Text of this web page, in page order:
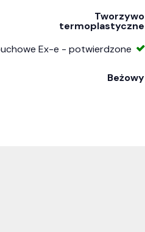
Tworzywo
termoplastyczne
Ex-e - potwierdzone
Beżowy